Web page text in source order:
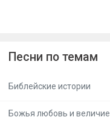
Песни по темам
Библейские истории
Божья любовь и величие